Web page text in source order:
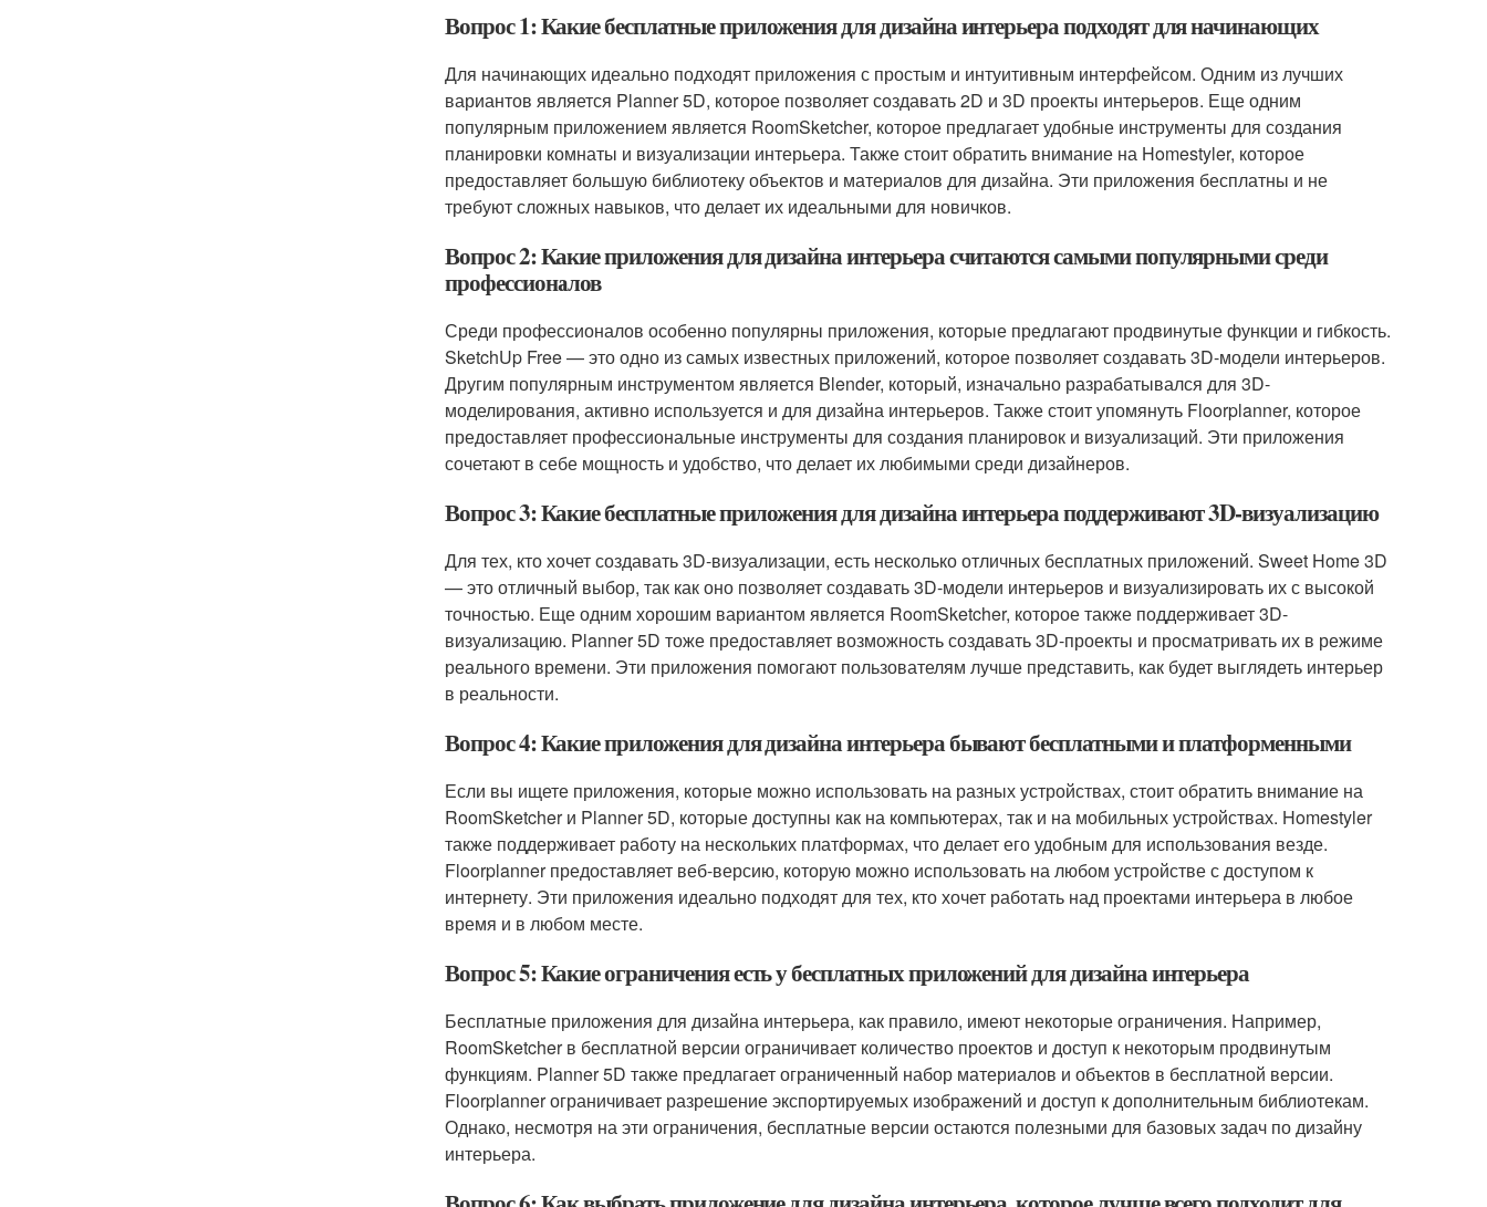
Вопрос 1: Какие бесплатные приложения для дизайна интерьера подходят для начинающих
Для начинающих идеально подходят приложения с простым и интуитивным интерфейсом. Одним из лучших
вариантов является Planner 5D, которое позволяет создавать 2D и 3D проекты интерьеров. Еще одним
популярным приложением является RoomSketcher, которое предлагает удобные инструменты для создания
планировки комнаты и визуализации интерьера. Также стоит обратить внимание на Homestyler, которое
предоставляет большую библиотеку объектов и материалов для дизайна. Эти приложения бесплатны и не
требуют сложных навыков, что делает их идеальными для новичков.
Вопрос 2: Какие приложения для дизайна интерьера считаются самыми популярными среди
профессионалов
Среди профессионалов особенно популярны приложения, которые предлагают продвинутые функции и гибкость.
SketchUp Free — это одно из самых известных приложений, которое позволяет создавать 3D-модели интерьеров.
Другим популярным инструментом является Blender, который, изначально разрабатывался для 3D-
моделирования, активно используется и для дизайна интерьеров. Также стоит упомянуть Floorplanner, которое
предоставляет профессиональные инструменты для создания планировок и визуализаций. Эти приложения
сочетают в себе мощность и удобство, что делает их любимыми среди дизайнеров.
Вопрос 3: Какие бесплатные приложения для дизайна интерьера поддерживают 3D-визуализацию
Для тех, кто хочет создавать 3D-визуализации, есть несколько отличных бесплатных приложений. Sweet Home 3D
— это отличный выбор, так как оно позволяет создавать 3D-модели интерьеров и визуализировать их с высокой
точностью. Еще одним хорошим вариантом является RoomSketcher, которое также поддерживает 3D-
визуализацию. Planner 5D тоже предоставляет возможность создавать 3D-проекты и просматривать их в режиме
реального времени. Эти приложения помогают пользователям лучше представить, как будет выглядеть интерьер
в реальности.
Вопрос 4: Какие приложения для дизайна интерьера бывают бесплатными и платформенными
Если вы ищете приложения, которые можно использовать на разных устройствах, стоит обратить внимание на
RoomSketcher и Planner 5D, которые доступны как на компьютерах, так и на мобильных устройствах. Homestyler
также поддерживает работу на нескольких платформах, что делает его удобным для использования везде.
Floorplanner предоставляет веб-версию, которую можно использовать на любом устройстве с доступом к
интернету. Эти приложения идеально подходят для тех, кто хочет работать над проектами интерьера в любое
время и в любом месте.
Вопрос 5: Какие ограничения есть у бесплатных приложений для дизайна интерьера
Бесплатные приложения для дизайна интерьера, как правило, имеют некоторые ограничения. Например,
RoomSketcher в бесплатной версии ограничивает количество проектов и доступ к некоторым продвинутым
функциям. Planner 5D также предлагает ограниченный набор материалов и объектов в бесплатной версии.
Floorplanner ограничивает разрешение экспортируемых изображений и доступ к дополнительным библиотекам.
Однако, несмотря на эти ограничения, бесплатные версии остаются полезными для базовых задач по дизайну
интерьера.